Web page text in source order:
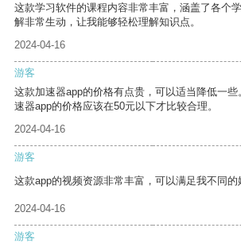
这款学习软件的课程内容非常丰富，涵盖了各个
解非常生动，让我能够轻松理解知识点。
2024-04-16
游客
这款加速器app的价格有点贵，可以适当降低一
速器app的价格应该在50元以下才比较合理。
2024-04-16
游客
这款app的视频资源非常丰富，可以满足我不同的
2024-04-16
游客